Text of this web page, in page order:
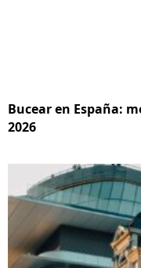
Bucear en España:
2026